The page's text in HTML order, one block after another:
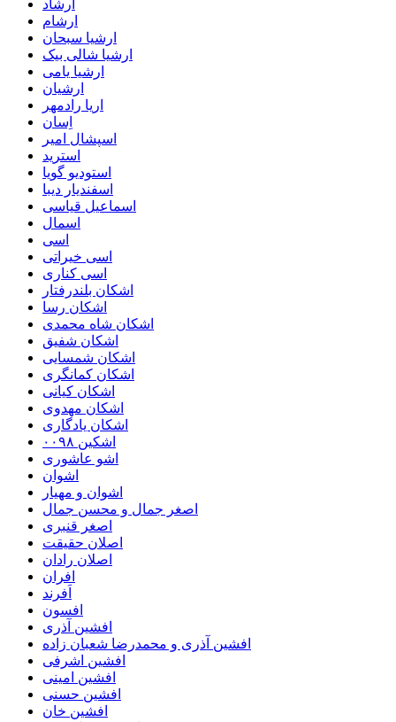
ارشاد
ارشام
ارشیا سبحان
ارشیا شالی بیک
ارشیا یامی
ارشیان
اریا رادمهر
اِسان
اسپشال امیر
استرید
استودیو گویا
اسفندیار دیبا
اسماعیل قیاسی
اسمال
اسی
اسی خیراتی
اسی کناری
اشکان بلندرفتار
اشکان رسا
اشکان شاه محمدی
اشکان شفیق
اشکان شمسایی
اشکان‌ کمانگری
اشکان کیانی
اشکان مهدوی
اشکان یادگاری
اشکین ۰۰۹۸
اشو عاشوری
اشوان
اشوان و مهیار
اصغر جمال و محسن جمال
اصغر قنبری
اصلان حقیقت
اصلان رادان
افران
اَفرند
افسون
افشین آذری
افشین آذری و محمدرضا شعبان زاده
افشین اشرفی
افشین امینی
افشین حسنی
افشین خان